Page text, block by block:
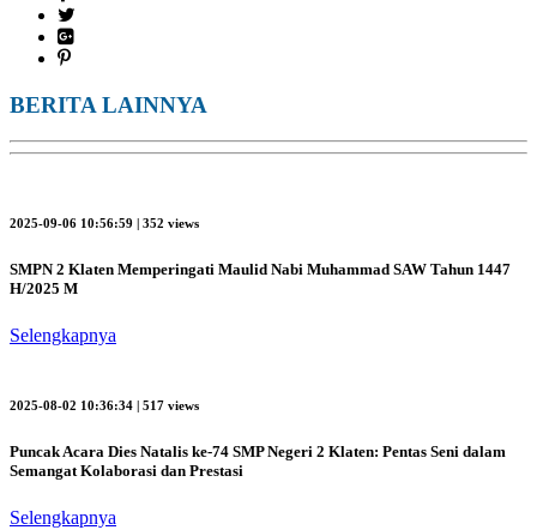
BERITA LAINNYA
2025-09-06 10:56:59 | 352 views
SMPN 2 Klaten Memperingati Maulid Nabi Muhammad SAW Tahun 1447
H/2025 M
Selengkapnya
2025-08-02 10:36:34 | 517 views
Puncak Acara Dies Natalis ke-74 SMP Negeri 2 Klaten: Pentas Seni dalam
Semangat Kolaborasi dan Prestasi
Selengkapnya